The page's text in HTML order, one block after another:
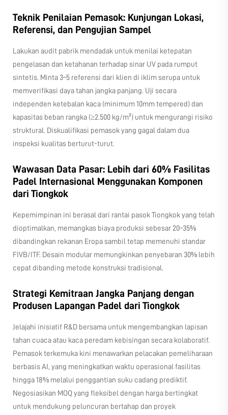
Teknik Penilaian Pemasok: Kunjungan Lokasi,
Referensi, dan Pengujian Sampel
Lakukan audit pabrik mendadak untuk menilai ketepatan
pengelasan dan ketahanan terhadap sinar UV pada rumput
sintetis. Minta 3–5 referensi dari klien di iklim serupa untuk
memverifikasi daya tahan jangka panjang. Uji secara
independen ketebalan kaca (minimum 10mm tempered) dan
kapasitas beban rangka (≥2.500 kg/m²) untuk mengurangi risiko
struktural. Diskualifikasi pemasok yang gagal dalam dua
inspeksi kualitas berturut-turut.
Wawasan Data Pasar: Lebih dari 60% Fasilitas
Padel Internasional Menggunakan Komponen
dari Tiongkok
Kepemimpinan ini berasal dari rantai pasok Tiongkok yang telah
dioptimalkan, memangkas biaya produksi sebesar 20–35%
dibandingkan rekanan Eropa sambil tetap memenuhi standar
FIVB/ITF. Desain modular memungkinkan penyebaran 30% lebih
cepat dibanding metode konstruksi tradisional.
Strategi Kemitraan Jangka Panjang dengan
Produsen Lapangan Padel dari Tiongkok
Jelajahi inisiatif R&D bersama untuk mengembangkan lapisan
tahan cuaca atau kaca peredam kebisingan secara kolaboratif.
Pemasok terkemuka kini menawarkan pelacakan pemeliharaan
berbasis AI, yang meningkatkan waktu operasional fasilitas
hingga 18% melalui penggantian suku cadang prediktif.
Negosiasikan MOQ yang fleksibel dengan harga bertingkat
untuk mendukung peluncuran bertahap dan proyek